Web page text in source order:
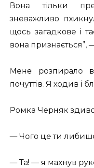
Вона тільки
зневажливо
щось загадкове і
вона признається”,
Мене розпирало
почуттів. Я ходив і
Ромка Черняк
— Чого це ти
— Та! — я махнув